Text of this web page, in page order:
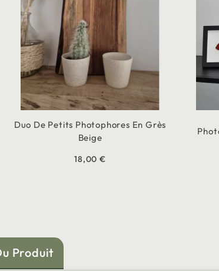
Duo De Petits Photophores En Grès
Beige
18,00 €
Produit